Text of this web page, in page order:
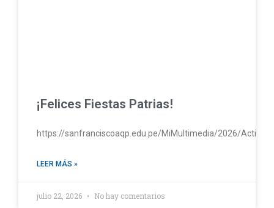
¡Felices Fiestas Patrias!
https://sanfranciscoaqp.edu.pe/MiMultimedia/2026/
LEER MÁS »
julio 22, 2026 No hay comentarios